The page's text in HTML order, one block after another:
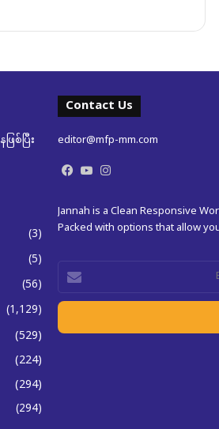
စ်ပြီး
(3)
(5)
(56)
(1,129)
(529)
(224)
(294)
(294)
Contact Us
editor@mfp-mm.com
Facebook
YouTube
Jannah is a Clean Responsive
Packed with options that allow
Enter
your
Email